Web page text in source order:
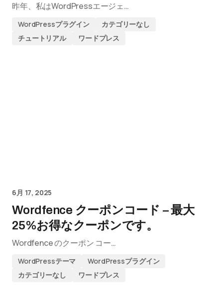
昨年、私はWordPressエージェ…
WordPressプラグイン
カテゴリーなし
チュートリアル
ワードプレス
6月 17, 2025
Wordfence クーポンコード – 最大
25%お得なクーポンです。
Wordfence のクーポン コー…
WordPressテーマ
WordPressプラグイン
カテゴリーなし
ワードプレス